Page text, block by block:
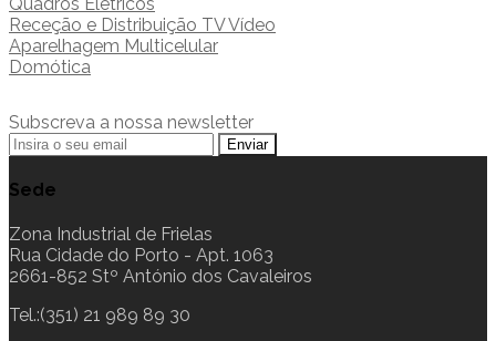
Receção e Distribuição TV Vídeo
Aparelhagem Multicelular
Domótica
Subscreva a nossa newsletter
Sede
Zona Industrial de Frielas
Rua Cidade do Porto - Apt. 1063
2661-852 Stº António dos Cavaleiros
Tel.:(351) 21 989 89 30